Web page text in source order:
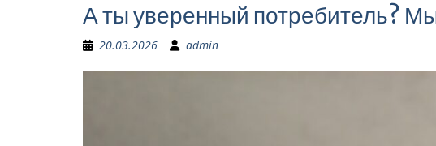
А ты уверенный потребитель?
20.03.2026 admin